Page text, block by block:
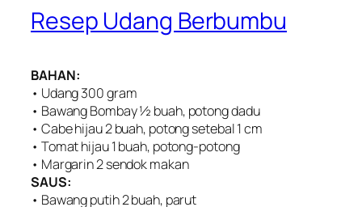
Resep Udang Berbumbu
BAHAN:
• Udang 300 gram
• Bawang Bombay ½ buah, potong dadu
• Cabe hijau 2 buah, potong setebal 1 cm
• Tomat hijau 1 buah, potong-potong
• Margarin 2 sendok makan
SAUS:
• Bawang putih 2 buah, parut